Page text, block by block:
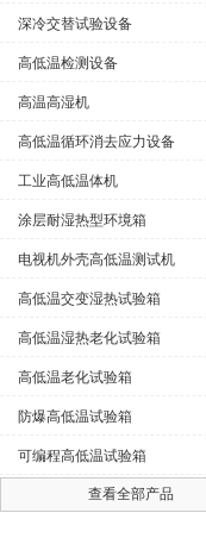
深冷交替试验设备
高低温检测设备
高温高湿机
高低温循环消去应力设备
工业高低温体机
涂层耐湿热型环境箱
电视机外壳高低温测试机
高低温交变湿热试验箱
高低温湿热老化试验箱
高低温老化试验箱
防爆高低温试验箱
可编程高低温试验箱
查看全部产品